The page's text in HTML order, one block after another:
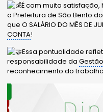
É com muita
a Prefeitura de São Bento
que O SALÁRIO DO MÊS DE
CONTA!
Essa pontualidade
responsabilidade daGestão
reconhecimento do